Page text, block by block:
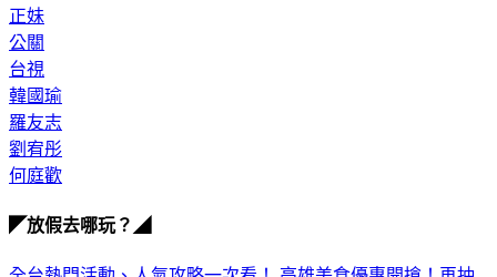
正妹
公關
台視
韓國瑜
羅友志
劉宥彤
何庭歡
◤放假去哪玩？◢